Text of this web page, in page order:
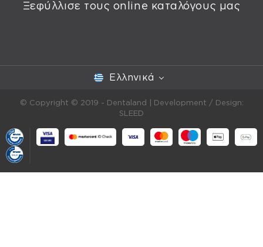
Ξεφύλλισε τους online καταλόγους μας
Ελληνικά
© Copyright © 2019 - Dentaland |
Development / Design:
SLEED